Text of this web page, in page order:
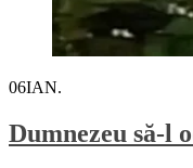
06IAN.
Dumnezeu să-l